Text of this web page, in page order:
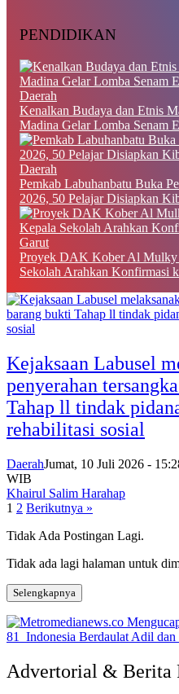
PENDIDIKAN
Daerah
Kenalkan Budaya dan Etnis
Madina Gelar Lomba Senam
Daerah
Pemkab Labuhanbatu Buka
2026, 50 Pelajar Disiapkan
Garut
Proyek DAK Kober Al Mulky
Sekolah Arahkan Konfirmasi
Kejaksaan Labusel
penyerahan
Tahap ll tindak
rehabilitasi sosial
DaerahJumat, 10 Juli 2026 -
WIB
Khairul Salim Harahap
Paginasi
pos
1 2 Berikutnya »
Tidak Ada Postingan Lagi.
Tidak ada lagi halaman untuk
Selengkapnya
Advertorial & Berita